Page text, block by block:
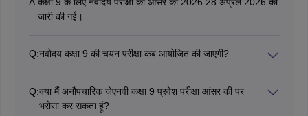
A:कक्षा 9 के लिए नवोदय परीक्षा की आंसर की 2026 28 अप्रैल 2026 को
जारी की गई।
Q:नवोदय कक्षा 9 की चयन परीक्षा कब आयोजित की जाएगी?
Q:क्या मैं अनौपचारिक जेएनवी कक्षा 9 प्रवेश परीक्षा आंसर की पर
भरोसा कर सकता हूं?